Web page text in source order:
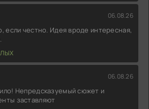
06.08.26
если честно. Идея вроде интересная,
06.08.26
Непредсказуемый сюжет и
заставляют